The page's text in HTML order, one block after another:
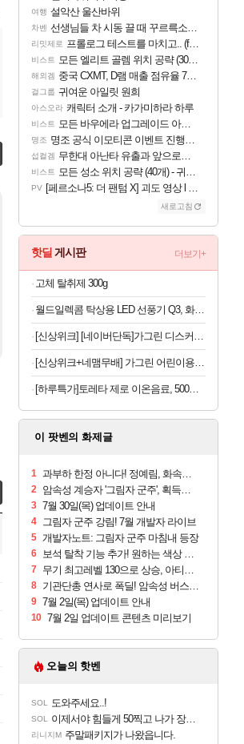
메이플 ㅇㅂ)진짜 개웃기네 ㅋㅋ [48]
메이플 씨발 컬프프 클릭 미스낫네
[120]
메이플 파리바게트 본사에서 연락왔음
메이플 ☆무료☆ 템세팅 사이트 개발자입니다
드디어 밝혀진 호날두 노쇼사건의 진실 ㅁㅊㄷ
아스오라 아스오라 성우 정보 및 출연작 모음
비스트 모든 성소 위치 공략 (40개) - 귀환한 영혼
아스오라 아키츠 아키나 성우 정보 및 주요 필모
리밋제로 프롤로그 테스트를 마치고.. (feat. 리아)
[여행_국내] 남해 독일마을 [1]
여행 설악산 울산바위
차벤 선생님들 차 시동 끌 때 꾸르륵소리나는데
리밋제로 프롤로그 테스트를 마치고.. (feat. 리아)
비스트 모든 엘리트 골렘 위치 공략 (30개) - 방랑 결투가
해외겜 중국 CXMT, D램 매출 점유율 7%…글로벌 4위로 부상
걸그룹 귀여운 아일릿 원희
아스오라 캐릭터 소개 - 카가미하라 하루
비스트 모든 바우에라 업그레이드 아이템 획득 위치 공략 (89개)
명조 명조 공식 이모티콘 이벤트 진행해봤습니다! 참여부터 추첨까지????
섭컬겜 무한대 아난타 유출과 앞으로의 예상 (루머)
비스트 모든 성소 위치 공략 (40개) - 귀환한 영혼 도전과제
PV [페르소나5: 더 팬텀 X] 괴도 영상 l 타카마키 안·댄싱 스타
새로고침
핫딜 게시판 더보기+
고체 탈취제 300g
월드일렉콤 탁상용 LED 선풍기 Q3, 화이트, 1개
[신상위크] [네이버단독]가그린 디스커버리세트 100ml 5종 + 1종 추가 증정 구강청결제 휴대용가글
[신상위크+네맴무배] 가그린 어린이용 380ml 사과 4개 구강청결제 어린이 가글 무알콜
[하루특가]토레타 제로 이온음료, 500ml, 24개
이 팟벤의 화제글
1 과부하 한정 아니다! 정예림, 화속성 서포터 세대 교체
2 암속성 계승자 '그림자 군주', 획득부터 활용까지
3 7월 30일(목) 업데이트 안내
4 그림자 군주 강림! 7월 개발자 라이브
5 개발자노트: 그림자 군주 마침내 등장
6 보석 탈착 기능 추가! 원하는 색상 골라 지정 합성도 가능
7 무기 최고레벨 130으로 상승, 아티팩트 세팅은 '변화없음'
8 기관단총 연사로 폭딜! 암속성 버스터 '아그네스 리베라'
9 7월 2일(목) 업데이트 안내
10 7월 2일 업데이트 콘텐츠 미리보기
오늘의 핫벤
SOL 도와주세요..!
SOL 이제서야 힘들게 50찍고 나가 장궁 받았는데...
리니지M 주말패키지가 나왔읍니다.